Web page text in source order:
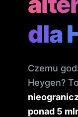
dla
Czemu
Heygen?
ponad 5